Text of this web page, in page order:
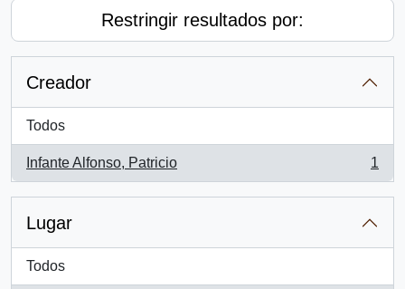
Restringir resultados por:
Creador
Todos
Infante Alfonso, Patricio
, 1 resultados
1
Lugar
Todos